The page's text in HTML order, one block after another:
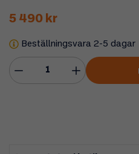
5 490 kr
Beställningsvara 2-5 dagar